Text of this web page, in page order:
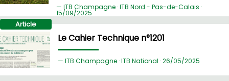
ITB Champagne · ITB Nord - Pas-de-Calais ·
15/09/2025
Article
Le Cahier Technique n°1201
ITB Champagne · ITB National ·26/05/2025